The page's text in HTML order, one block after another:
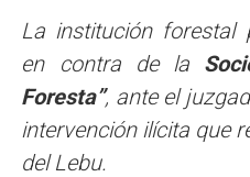
La institución forestal
en contra de la
Foresta”, ante el
intervención ilícita que
del Lebu.